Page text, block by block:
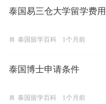
泰国易三仓大学留学费用
泰国留学百科 1个月前
泰国博士申请条件
泰国留学百科 1个月前